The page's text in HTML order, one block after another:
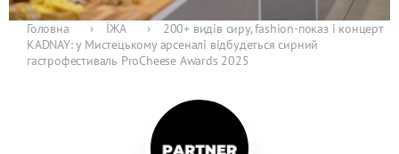
Головна › ЇЖА ›
200+ видів сиру, fashion-показ і концерт
KADNAY: у Мистецькому арсеналі відбудеться сирний
гастрофестиваль ProCheese Awards 2025